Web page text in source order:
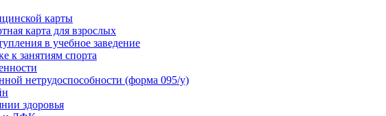
карты
карта для взрослых
в учебное заведение
к занятиям спорта
нетрудоспособности (форма 095/у)
здоровья